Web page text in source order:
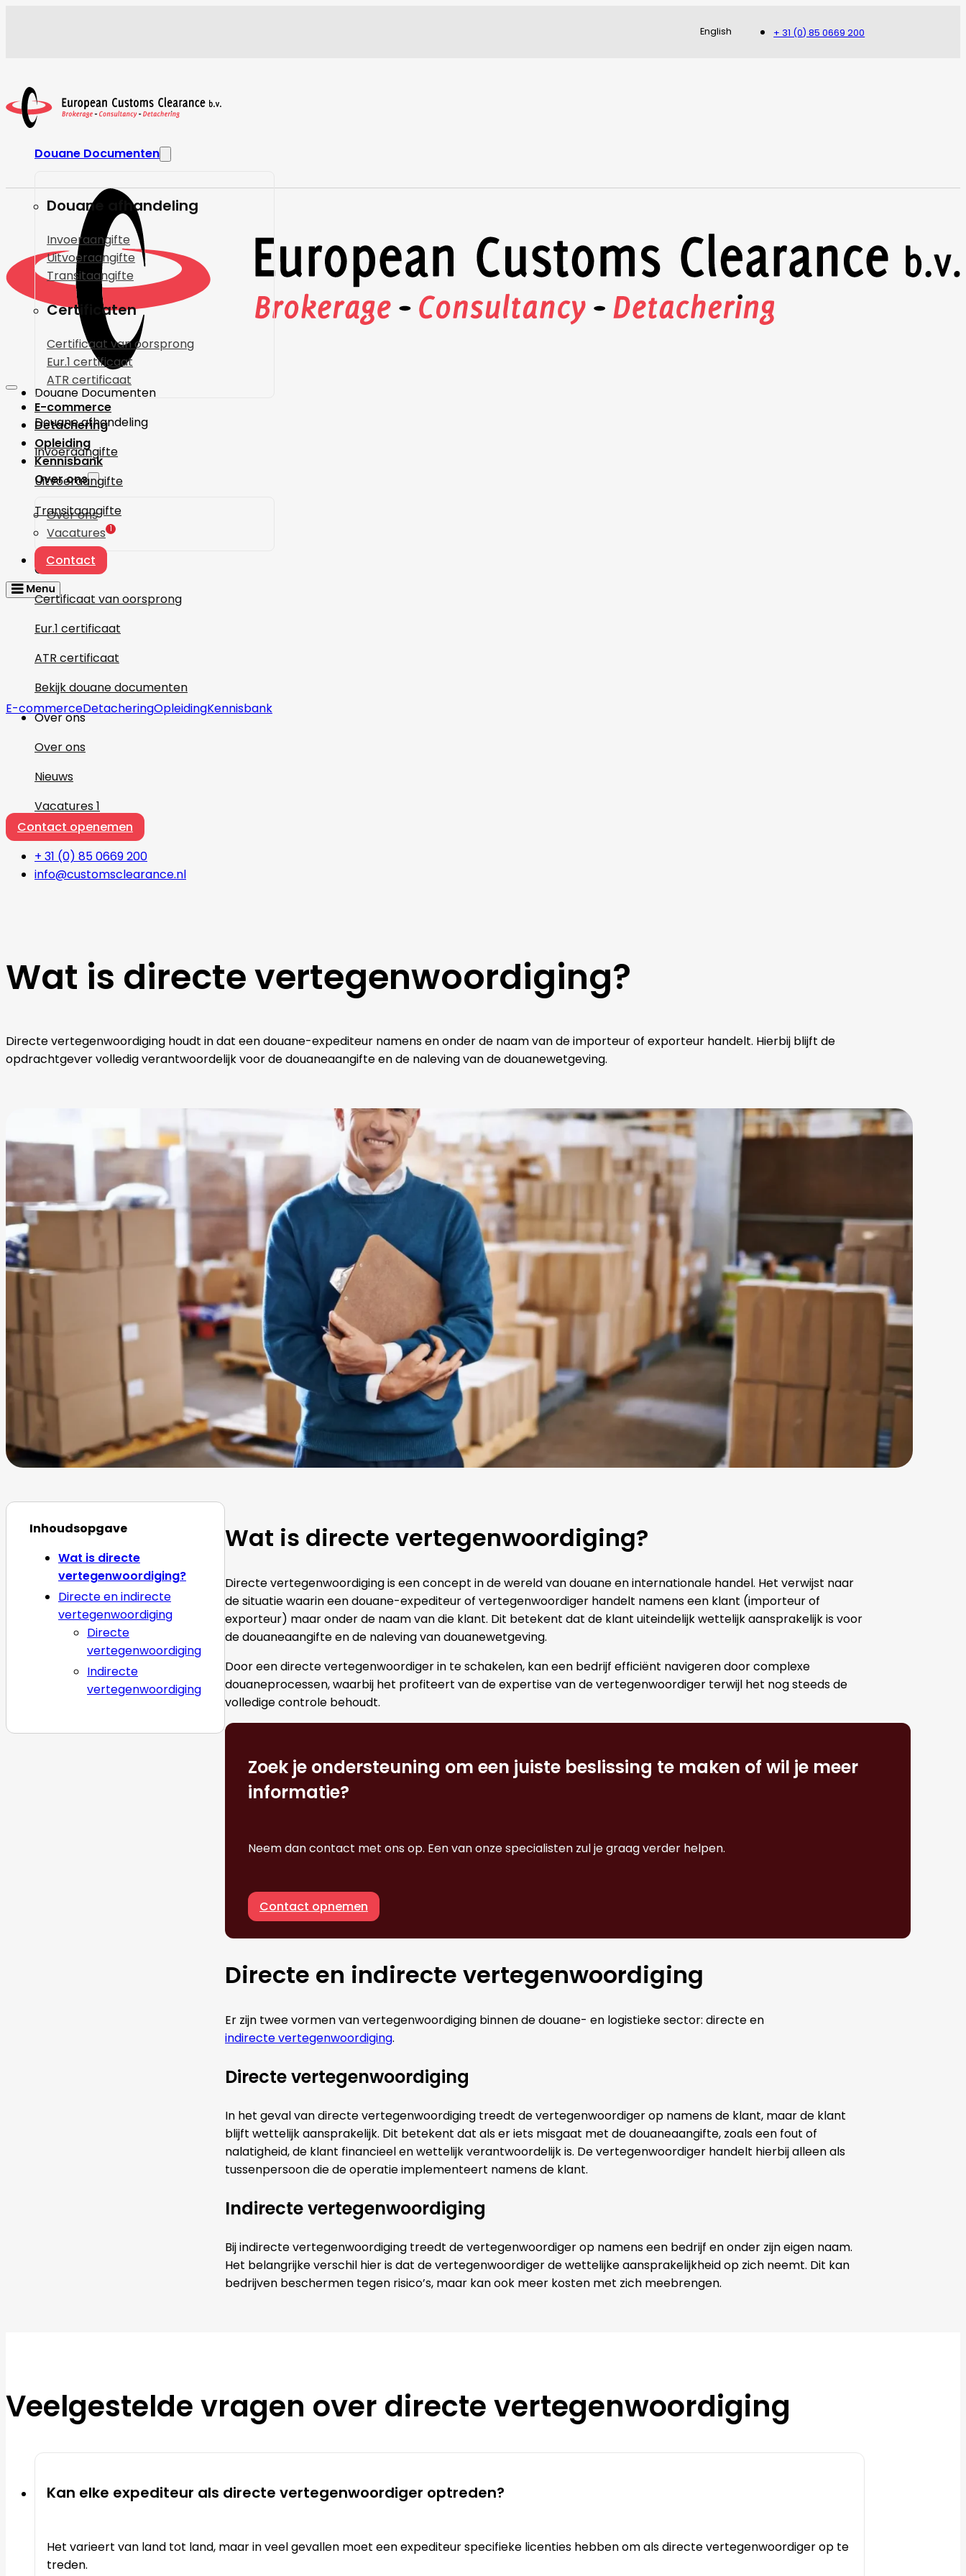
English + 31 (0) 85 0669 200
Douane Documenten
Douane afhandeling
Invoeraangifte
Uitvoeraangifte
Transitaangifte
Certificaten
Certificaat van oorsprong
Eur.1 certificaat
ATR certificaat
E-commerce
Detachering
Opleiding
Kennisbank
Over ons
Over ons
Vacatures 1
Contact
Douane Documenten
Douane afhandeling
Invoeraangifte
Uitvoeraangifte
Transitaangifte
Certificaten
Certificaat van oorsprong
Eur.1 certificaat
ATR certificaat
Bekijk douane documenten
E-commerceDetacheringOpleidingKennisbank
Over ons
Over ons
Nieuws
Vacatures1
Contact openemen
+ 31 (0) 85 0669 200
info@customsclearance.nl
Wat is directe vertegenwoordiging?
Directe vertegenwoordiging houdt in dat een douane-expediteur namens en onder de naam van de importeur of exporteur handelt. Hierbij blijft de
opdrachtgever volledig verantwoordelijk voor de douaneaangifte en de naleving van de douanewetgeving.
Inhoudsopgave
Wat is directe
vertegenwoordiging?
Directe en indirecte
vertegenwoordiging
Directe
vertegenwoordiging
Indirecte
vertegenwoordiging
Wat is directe vertegenwoordiging?
Directe vertegenwoordiging is een concept in de wereld van douane en internationale handel. Het verwijst naar
de situatie waarin een douane-expediteur of vertegenwoordiger handelt namens een klant (importeur of
exporteur) maar onder de naam van die klant. Dit betekent dat de klant uiteindelijk wettelijk aansprakelijk is voor
de douaneaangifte en de naleving van douanewetgeving.
Door een directe vertegenwoordiger in te schakelen, kan een bedrijf efficiënt navigeren door complexe
douaneprocessen, waarbij het profiteert van de expertise van de vertegenwoordiger terwijl het nog steeds de
volledige controle behoudt.
Zoek je ondersteuning om een juiste beslissing te maken of wil je meer
informatie?
Neem dan contact met ons op. Een van onze specialisten zul je graag verder helpen.
Contact opnemen
Directe en indirecte vertegenwoordiging
Er zijn twee vormen van vertegenwoordiging binnen de douane- en logistieke sector: directe en
indirecte vertegenwoordiging.
Directe vertegenwoordiging
In het geval van directe vertegenwoordiging treedt de vertegenwoordiger op namens de klant, maar de klant
blijft wettelijk aansprakelijk. Dit betekent dat als er iets misgaat met de douaneaangifte, zoals een fout of
nalatigheid, de klant financieel en wettelijk verantwoordelijk is. De vertegenwoordiger handelt hierbij alleen als
tussenpersoon die de operatie implementeert namens de klant.
Indirecte vertegenwoordiging
Bij indirecte vertegenwoordiging treedt de vertegenwoordiger op namens een bedrijf en onder zijn eigen naam.
Het belangrijke verschil hier is dat de vertegenwoordiger de wettelijke aansprakelijkheid op zich neemt. Dit kan
bedrijven beschermen tegen risico’s, maar kan ook meer kosten met zich meebrengen.
Veelgestelde vragen over directe vertegenwoordiging
Kan elke expediteur als directe vertegenwoordiger optreden?
Het varieert van land tot land, maar in veel gevallen moet een expediteur specifieke licenties hebben om als directe vertegenwoordiger op te
treden.